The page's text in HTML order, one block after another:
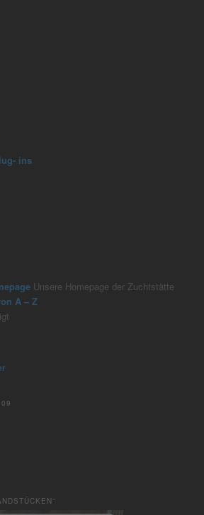
ins
Unsere Homepage der Zuchtstätte
A – Z